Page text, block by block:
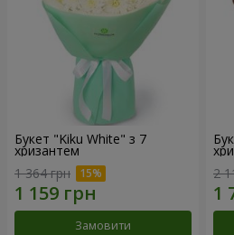
Букет "Kiku White" з 7
хризантем
1 364 грн
Замовити
2